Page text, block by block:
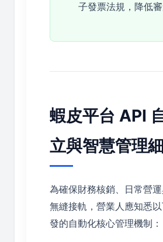
子發票法規，降低審
蝦皮平台 API
立與智慧管理
為確保財務核銷、日常營
無縫接軌，營業人應知悉
發的自動化核心管理機制：